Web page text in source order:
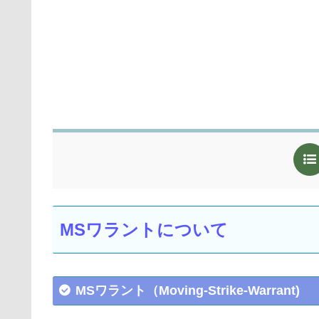
MSワラントについて
MSワラント（Moving-Strike-Warrant)